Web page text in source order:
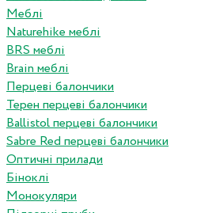
Меблі
Naturehike меблі
BRS меблі
Brain меблі
Перцеві балончики
Терен перцеві балончики
Ballistol перцеві балончики
Sabre Red перцеві балончики
Оптичні прилади
Біноклі
Монокуляри